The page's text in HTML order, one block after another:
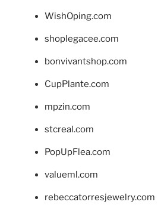
WishOping.com
shoplegacee.com
bonvivantshop.com
CupPlante.com
mpzin.com
stcreal.com
PopUpFlea.com
valueml.com
rebeccatorresjewelry.com